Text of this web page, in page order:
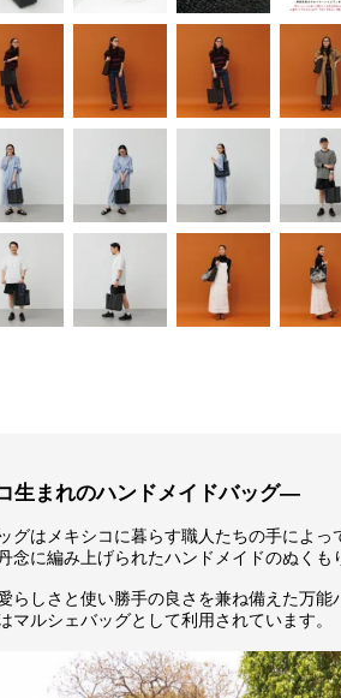
生まれのハンドメイドバッグ―
グはメキシコに暮らす職人たちの手によっ
念に編み上げられたハンドメイドのぬくも
らしさと使い勝手の良さを兼ね備えた万
マルシェバッグとして利用されています。